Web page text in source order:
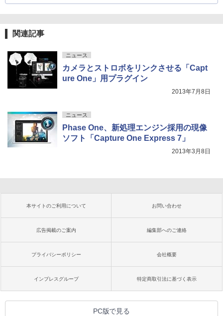
関連記事
ニュース
カメラとストロボをリンクさせる「Capt
ure One」用プラグイン
2013年7月8日
ニュース
Phase One、新処理エンジン採用の現像
ソフト「Capture One Express 7」
2013年3月8日
本サイトのご利用について お問い合わせ
広告掲載のご案内 編集部へのご連絡
プライバシーポリシー 会社概要
インプレスグループ 特定商取引法に基づく表示
PC版で見る